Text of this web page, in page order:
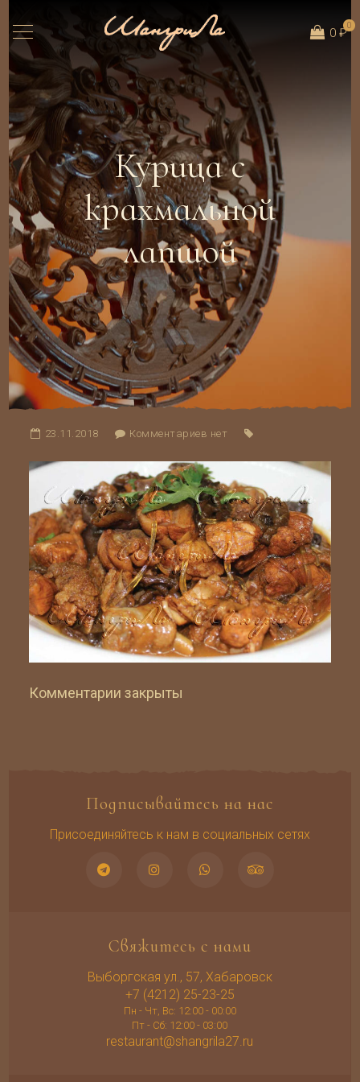
0
0 ₽
Курица с
крахмальной
лапшой
23.11.2018 Комментариев нет
Комментарии закрыты
Подписывайтесь на нас
Присоединяйтесь к нам в социальных сетях
Свяжитесь с нами
Выборгская ул., 57, Хабаровск
+7 (4212) 25-23-25
Пн - Чт, Вс: 12:00 - 00:00
Пт - Сб: 12:00 - 03:00
restaurant@shangrila27.ru